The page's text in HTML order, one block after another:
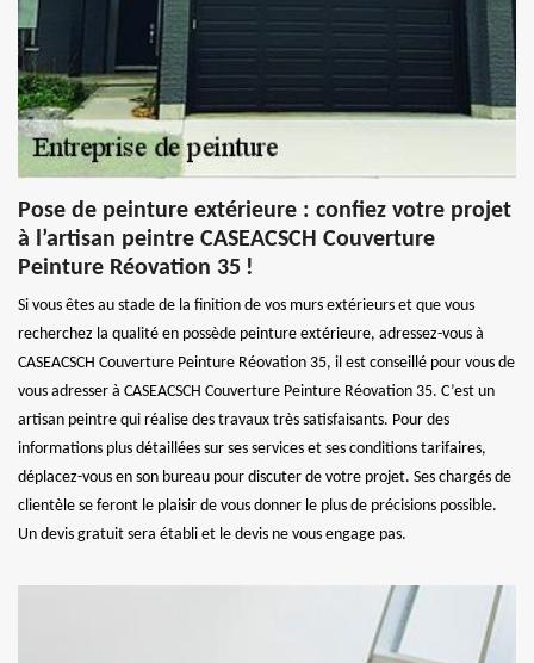
Pose de peinture extérieure : confiez votre projet
à l’artisan peintre CASEACSCH Couverture
Peinture Réovation 35 !
Si vous êtes au stade de la finition de vos murs extérieurs et que vous
recherchez la qualité en possède peinture extérieure, adressez-vous à
CASEACSCH Couverture Peinture Réovation 35, il est conseillé pour vous de
vous adresser à CASEACSCH Couverture Peinture Réovation 35. C’est un
artisan peintre qui réalise des travaux très satisfaisants. Pour des
informations plus détaillées sur ses services et ses conditions tarifaires,
déplacez-vous en son bureau pour discuter de votre projet. Ses chargés de
clientèle se feront le plaisir de vous donner le plus de précisions possible.
Un devis gratuit sera établi et le devis ne vous engage pas.